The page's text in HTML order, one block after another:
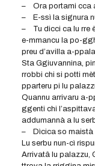
– Ora portami cca
– E-ssì la signura
– Tu dicci ca lu rre
e-mmancu la po-
preu d’avilla a-
Sta Ggiuvannina,
rrobbi chi si potti
pparteru pi lu
Quannu arrivaru a-
ggenti chi
addumannà a lu
– Dìcica so maistà
Lu serbu nun-cì
Arrivatâ lu palazzu,